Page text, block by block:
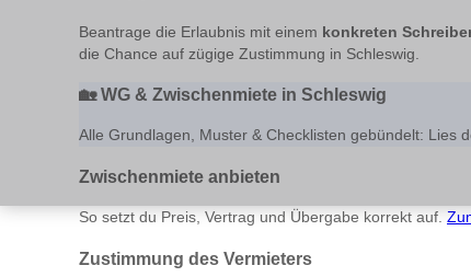
Beantrage die Erlaubnis mit einem konkreten
die Chance auf zügige Zustimmung in Schleswig.
🏡WG & Zwischenmiete in Schleswig
Alle Grundlagen, Muster & Checklisten gebündelt: Lies
Zwischenmiete anbieten
So setzt du Preis, Vertrag und Übergabe korrekt auf.
Zustimmung des Vermieters